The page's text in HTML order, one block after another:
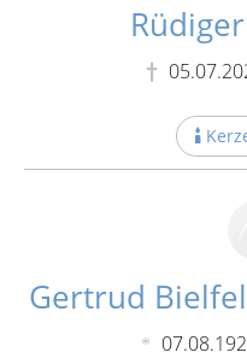
Gertrud